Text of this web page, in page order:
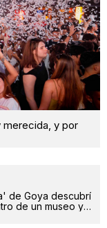
merecida, y por
de Goya descubrí
de un museo y